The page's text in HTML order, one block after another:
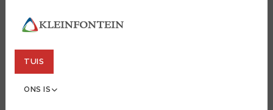
TUIS
ONS IS